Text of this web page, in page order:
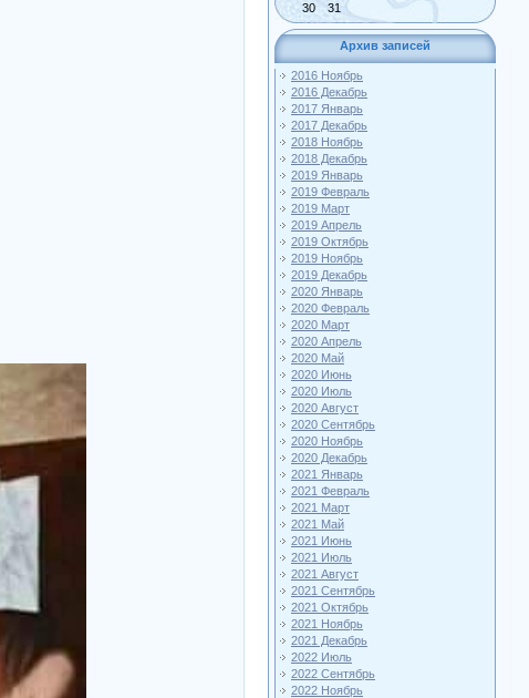
30
31
Архив записей
2016 Ноябрь
2016 Декабрь
2017 Январь
2017 Декабрь
2018 Ноябрь
2018 Декабрь
2019 Январь
2019 Февраль
2019 Март
2019 Апрель
2019 Октябрь
2019 Ноябрь
2019 Декабрь
2020 Январь
2020 Февраль
2020 Март
2020 Апрель
2020 Май
2020 Июнь
2020 Июль
2020 Август
2020 Сентябрь
2020 Ноябрь
2020 Декабрь
2021 Январь
2021 Февраль
2021 Март
2021 Май
2021 Июнь
2021 Июль
2021 Август
2021 Сентябрь
2021 Октябрь
2021 Ноябрь
2021 Декабрь
2022 Июль
2022 Сентябрь
2022 Ноябрь